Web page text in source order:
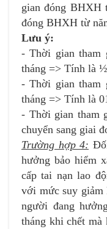
gian đóng BHXH
đóng BHXH từ
Lưu ý:
- Thời gian tham
tháng => Tính là
- Thời gian tham
tháng => Tính là
- Thời gian tham
chuyển sang giai
Trường hợp 4:
hưởng bảo hiểm
cấp tai nạn lao
với mức suy giảm
người đang
tháng khi chết mà